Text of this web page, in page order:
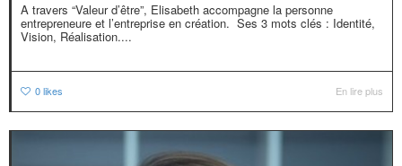
A travers “Valeur d’être”, Elisabeth accompagne la personne
entrepreneure et l’entreprise en création. Ses 3 mots clés : Identité,
Vision, Réalisation....
0likes En lire plus